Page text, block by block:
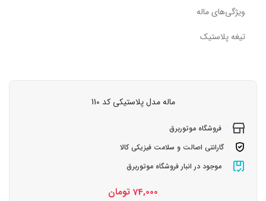
ویژگی‌های ماله
تیغه پلاستیک
ماله مدل پلاستیکی کد 110
فروشگاه موتوربرق
گارانتی اصالت و سلامت فیزیکی کالا
موجود در انبار فروشگاه موتوربرق
74,000 تومان